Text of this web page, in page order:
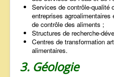
Services de contrôle-qualité
entreprises
de contrôle des aliments ;
Structures de recherche-
Centres de transformation
alimentaires.
3. Géologie